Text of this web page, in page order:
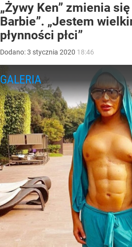
„Żywy Ken” zmienia
Barbie”. „Jestem
płynności płci”
Dodano:3 stycznia 2020 18:46